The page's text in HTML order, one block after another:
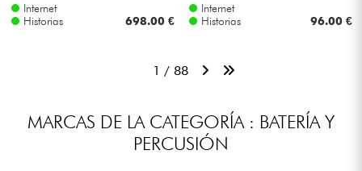
Internet
Historias
698.00 €
Internet
Historias
96.00 €
1 / 88
MARCAS DE LA CATEGORÍA : BATERÍA Y
PERCUSIÓN